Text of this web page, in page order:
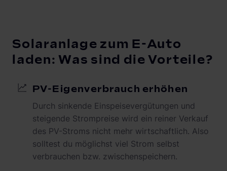
Solaranlage zum E-Auto
laden: Was sind die Vorteile?
PV-Eigenverbrauch erhöhen
Durch sinkende Einspeisevergütungen und
steigende Strompreise wird ein reiner Verkauf
des PV-Stroms nicht mehr wirtschaftlich. Also
solltest du möglichst viel Strom selbst
verbrauchen bzw. zwischenspeichern.